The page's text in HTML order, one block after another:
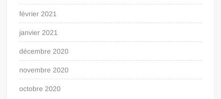
février 2021
janvier 2021
décembre 2020
novembre 2020
octobre 2020